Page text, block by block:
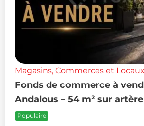
Magasins, Commerces et
Fonds de commerce à
Andalous – 54 m² sur
Populaire